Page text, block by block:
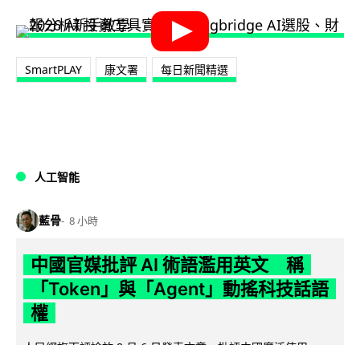
SmartPLAY 康文署 每日新聞精選
人工智能
藍骨 8 小時
中國官媒批評 AI 術語濫用英文 稱
「Token」與「Agent」動搖科技話語
權